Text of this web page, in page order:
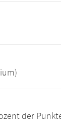
der